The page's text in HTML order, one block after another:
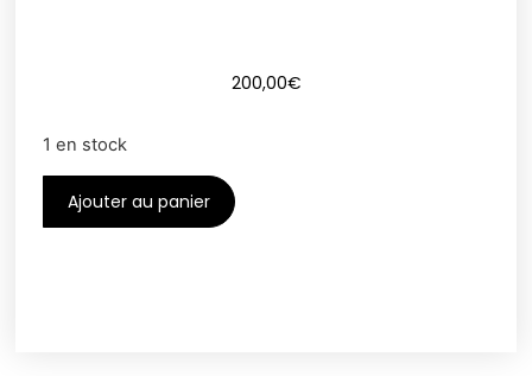
200,00€
1 en stock
Ajouter au panier